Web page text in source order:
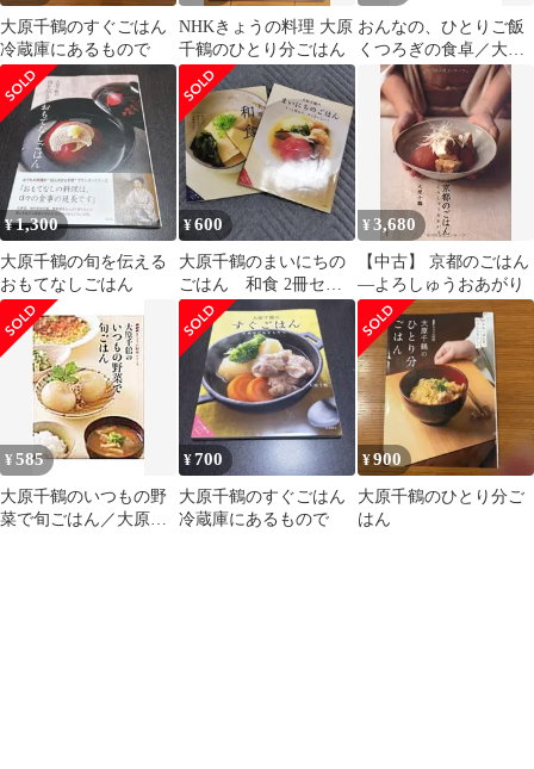
大原千鶴のすぐごはん
冷蔵庫にあるもので
NHKきょうの料理 大原
千鶴のひとり分ごはん
おんなの、ひとりご飯
くつろぎの食卓／大久
保恵子(料理)
¥1,300
大原千鶴の旬を伝える
おもてなしごはん
¥600
大原千鶴のまいにちの
ごはん 和食 2冊セッ
ト
¥3,680
【中古】 京都のごはん
—よろしゅうおあがり
¥585
大原千鶴のいつもの野
菜で旬ごはん／大原千
¥700
大原千鶴のすぐごはん
冷蔵庫にあるもので
¥900
大原千鶴のひとり分ご
はん